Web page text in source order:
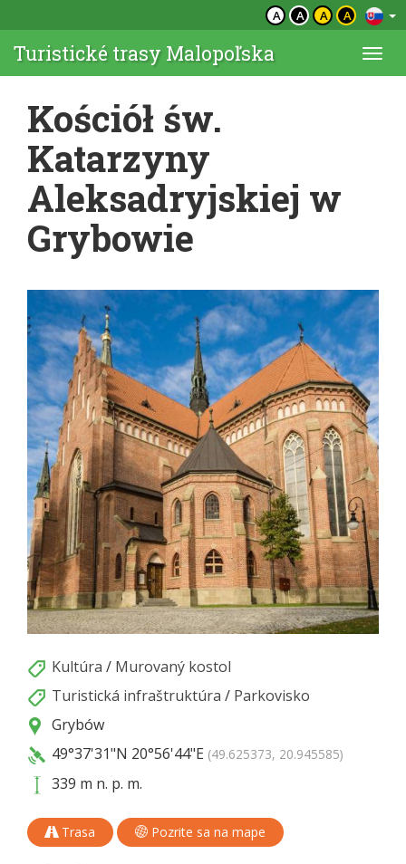
A A A A
Turistické trasy Malopoľska
Kościół św.
Katarzyny
Aleksadryjskiej w
Grybowie
Kultúra / Murovaný kostol
Turistická infraštruktúra / Parkovisko
Grybów
49°37'31"N 20°56'44"E (49.625373, 20.945585)
339 m n. p. m.
Trasa Pozrite sa na mape